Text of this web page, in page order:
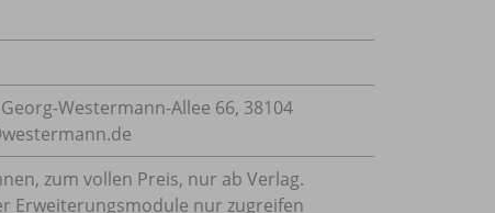
Westermann-Allee 66, 38104
zum vollen Preis, nur ab Verlag.
Erweiterungsmodule nur zugreifen